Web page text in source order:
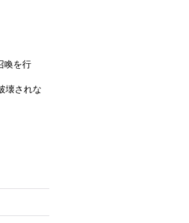
喚を行
壊されな